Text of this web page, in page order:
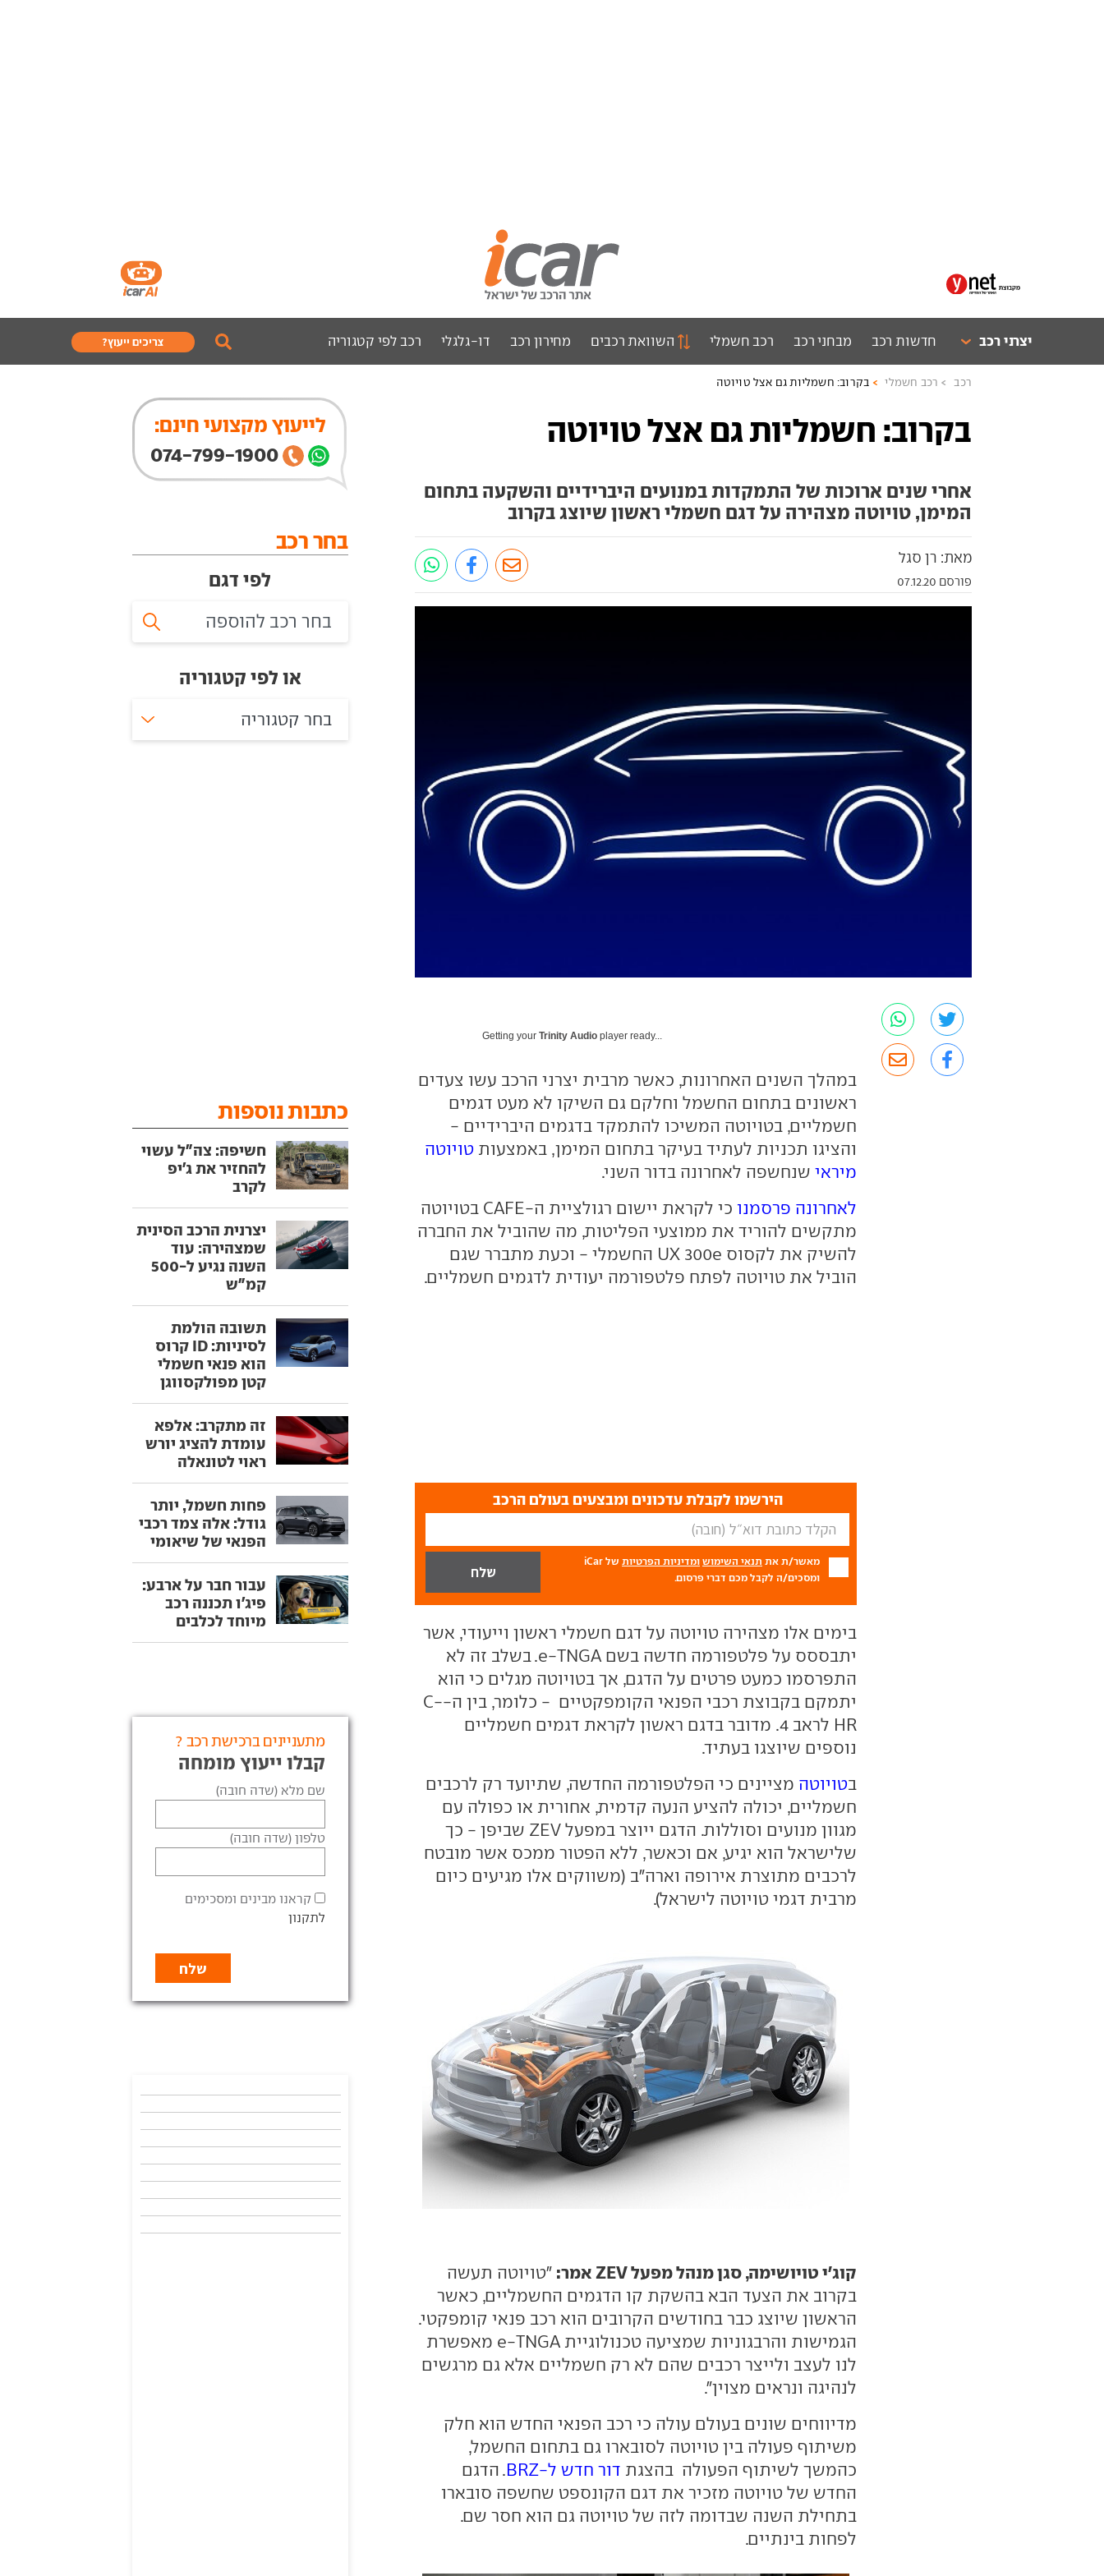
יצרני רכב חדשות רכב מבחני רכב רכב חשמלי השוואת רכבים מחירון רכב דו-גלגלי רכב לפי קטגוריה צריכים ייעוץ?
רכב רכב חשמלי בקרוב: חשמליות גם אצל טויוטה
בקרוב: חשמליות גם אצל טויוטה
אחרי שנים ארוכות של התמקדות במנועים היברידיים והשקעה בתחום
המימן, טויוטה מצהירה על דגם חשמלי ראשון שיוצג בקרוב
מאת: רן סגל
פורסם 07.12.20
Getting yourTrinity Audio player ready...
במהלך השנים האחרונות, כאשר מרבית יצרני הרכב עשו צעדים
ראשונים בתחום החשמל וחלקם גם השיקו לא מעט דגמים
חשמליים, בטויוטה המשיכו להתמקד בדגמים היברידיים -
והציגו תכניות לעתיד בעיקר בתחום המימן, באמצעות טויוטה
מיראי שנחשפה לאחרונה בדור השני.
לאחרונה פרסמנו
כי לקראת יישום רגולציית ה-CAFE בטויוטה
מתקשים להוריד את ממוצעי הפליטות, מה שהוביל את החברה
להשיק את לקסוס UX 300e החשמלי - וכעת מתברר שגם
הוביל את טויוטה לפתח פלטפורמה יעודית לדגמים חשמליים.
הירשמו לקבלת עדכונים ומבצעים בעולם הרכב
מאשר/ת את תנאי השימוש ומדיניות הפרטיות
של iCar
ומסכים/ה לקבל מכם דברי פרסום.
בימים אלו מצהירה טויוטה על דגם חשמלי ראשון וייעודי, אשר
יתבססס על פלטפורמה חדשה בשם e-TNGA. בשלב זה לא
התפרסמו כמעט פרטים על הדגם, אך בטויוטה מגלים כי הוא
יתמקם בקבוצת רכבי הפנאי הקומפקטיים - כלומר, בין ה-C-
HR לראב 4. מדובר בדגם ראשון לקראת דגמים חשמליים
נוספים שיוצגו בעתיד.
בטויוטה מציינים כי הפלטפורמה החדשה, שתיועד רק לרכבים
חשמליים, יכולה להציע הנעה קדמית, אחורית או כפולה עם
מגוון מנועים וסוללות. הדגם ייוצר במפעל ZEV שביפן - כך
שלישראל הוא יגיע, אם וכאשר, ללא הפטור ממכס אשר מובטח
לרכבים מתוצרת אירופה וארה"ב (משווקים אלו מגיעים כיום
מרבית דגמי טויוטה לישראל).
קוג'י טויושימה, סגן מנהל מפעל ZEV אמר:
"טויוטה תעשה
בקרוב את הצעד הבא בהשקת קו הדגמים החשמליים, כאשר
הראשון שיוצג כבר בחודשים הקרובים הוא רכב פנאי קומפקטי.
הגמישות והרבגוניות שמציעה טכנולוגיית e-TNGA מאפשרת
לנו לעצב ולייצר רכבים שהם לא רק חשמליים אלא גם מרגשים
לנהיגה ונראים מצוין".
מדיווחים שונים בעולם עולה כי רכב הפנאי החדש הוא חלק
משיתוף פעולה בין טויוטה לסובארו גם בתחום החשמל,
כהמשך לשיתוף הפעולה בהצגת דור חדש ל-BRZ
. הדגם
החדש של טויוטה מזכיר את דגם הקונספט שחשפה סובארו
בתחילת השנה שבדומה לזה של טויוטה גם הוא חסר שם.
לפחות בינתיים.
לייעוץ מקצועי חינם:
074-799-1900
בחר רכב
לפי דגם
או לפי קטגוריה
בחר קטגוריה
כתבות נוספות
חשיפה: צה"ל עשוי
להחזיר את ג'יפ
לקרב
יצרנית הרכב הסינית
שמצהירה: עוד
השנה נגיע ל-500
קמ"ש
תשובה הולמת
לסיניות: ID קרוס
הוא פנאי חשמלי
קטן מפולקסווגן
זה מתקרב: אלפא
עומדת להציג יורש
ראוי לטונאלה
פחות חשמל, יותר
גודל: אלה צמד רכבי
הפנאי של שיאומי
עבור חבר על ארבע:
פיג'ו תכננה רכב
מיוחד לכלבים
מתעניינים ברכישת רכב ?
קבלו ייעוץ מומחה
שם מלא (שדה חובה)
טלפון (שדה חובה)
קראנו מבינים ומסכימים
לתקנון